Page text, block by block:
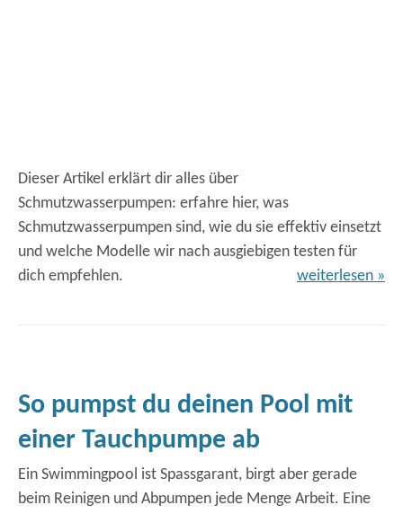
Dieser Artikel erklärt dir alles über
Schmutzwasserpumpen: erfahre hier, was
Schmutzwasserpumpen sind, wie du sie effektiv einsetzt
und welche Modelle wir nach ausgiebigen testen für
dich empfehlen.
weiterlesen »
So pumpst du deinen Pool mit
einer Tauchpumpe ab
Ein Swimmingpool ist Spassgarant, birgt aber gerade
beim Reinigen und Abpumpen jede Menge Arbeit. Eine